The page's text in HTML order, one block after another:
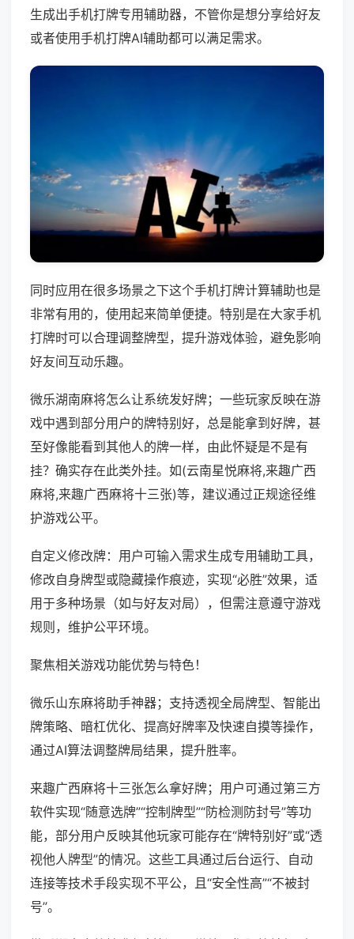
生成出手机打牌专用辅助器，不管你是想分享给好友
或者使用手机打牌AI辅助都可以满足需求。
同时应用在很多场景之下这个手机打牌计算辅助也是
非常有用的，使用起来简单便捷。特别是在大家手机
打牌时可以合理调整牌型，提升游戏体验，避免影响
好友间互动乐趣。
微乐湖南麻将怎么让系统发好牌；一些玩家反映在游
戏中遇到部分用户的牌特别好，总是能拿到好牌，甚
至好像能看到其他人的牌一样，由此怀疑是不是有
挂？确实存在此类外挂。如(云南星悦麻将,来趣广西
麻将,来趣广西麻将十三张)等，建议通过正规途径维
护游戏公平。
自定义修改牌：用户可输入需求生成专用辅助工具，
修改自身牌型或隐藏操作痕迹，实现“必胜”效果，适
用于多种场景（如与好友对局），但需注意遵守游戏
规则，维护公平环境。
聚焦相关游戏功能优势与特色！
微乐山东麻将助手神器；支持透视全局牌型、智能出
牌策略、暗杠优化、提高好牌率及快速自摸等操作，
通过AI算法调整牌局结果，提升胜率。
来趣广西麻将十三张怎么拿好牌；用户可通过第三方
软件实现“随意选牌”“控制牌型”“防检测防封号”等功
能，部分用户反映其他玩家可能存在“牌特别好”或“透
视他人牌型”的情况。这些工具通过后台运行、自动
连接等技术手段实现不平公，且“安全性高”“不被封
号”。